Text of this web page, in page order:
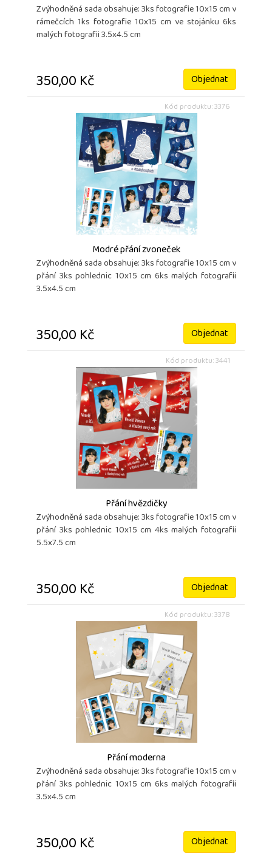
Zvýhodněná sada obsahuje: 3ks fotografie 10x15 cm v
rámečcích 1ks fotografie 10x15 cm ve stojánku 6ks
malých fotografii 3.5x4.5 cm
350,00 Kč Objednat
Kód produktu: 3376
Modré přání zvoneček
Zvýhodněná sada obsahuje: 3ks fotografie 10x15 cm v
přání 3ks pohlednic 10x15 cm 6ks malých fotografii
3.5x4.5 cm
350,00 Kč Objednat
Kód produktu: 3441
Přání hvězdičky
Zvýhodněná sada obsahuje: 3ks fotografie 10x15 cm v
přání 3ks pohlednic 10x15 cm 4ks malých fotografii
5.5x7.5 cm
350,00 Kč Objednat
Kód produktu: 3378
Přání moderna
Zvýhodněná sada obsahuje: 3ks fotografie 10x15 cm v
přání 3ks pohlednic 10x15 cm 6ks malých fotografii
3.5x4.5 cm
350,00 Kč Objednat